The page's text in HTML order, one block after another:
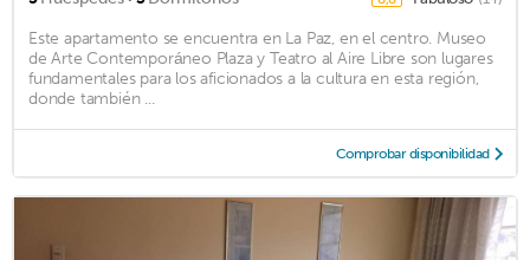
Este apartamento se encuentra en La Paz, en el centro. Museo
de Arte Contemporáneo Plaza y Teatro al Aire Libre son lugares
fundamentales para los aficionados a la cultura en esta región,
donde también ...
Comprobar disponibilidad